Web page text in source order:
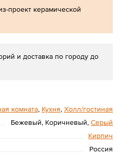
проект керамической
и доставка по городу до
комната, Кухня, Холл/гостиная
Бежевый, Коричневый, Серый
Кирпич
Россия